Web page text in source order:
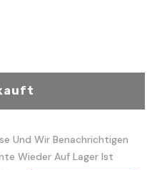
Und Wir Benachrichtigen
Wieder Auf Lager Ist